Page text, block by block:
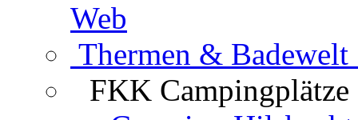
Web
Thermen & Badewelt
FKK Campingplätze